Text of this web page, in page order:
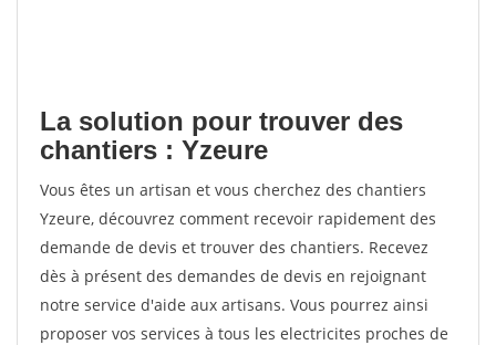
La solution pour trouver des
chantiers : Yzeure
Vous êtes un artisan et vous cherchez des chantiers
Yzeure, découvrez comment recevoir rapidement des
demande de devis et trouver des chantiers. Recevez
dès à présent des demandes de devis en rejoignant
notre service d'aide aux artisans. Vous pourrez ainsi
proposer vos services à tous les electricites proches de